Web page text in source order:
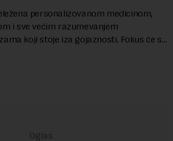
personalizovanom medicinom,
i sve većim razumevanjem
koji stoje iza gojaznosti. Fokus će se